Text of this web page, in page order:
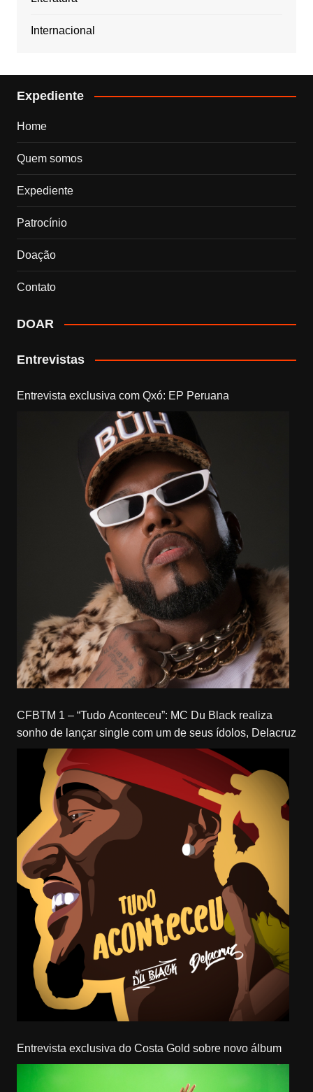
Internacional
Expediente
Home
Quem somos
Expediente
Patrocínio
Doação
Contato
DOAR
Entrevistas
Entrevista exclusiva com Qxó: EP Peruana
CFBTM 1 – “Tudo Aconteceu”: MC Du Black realiza
sonho de lançar single com um de seus ídolos, Delacruz
Entrevista exclusiva do Costa Gold sobre novo álbum